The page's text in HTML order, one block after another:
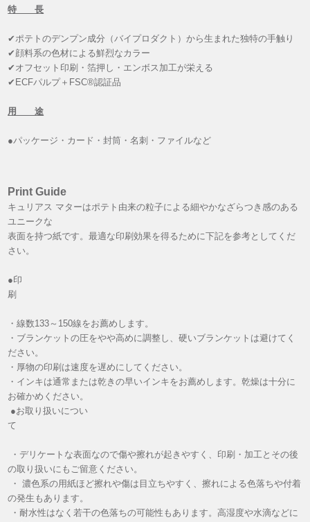
特 長
✔ポテトのデンプン成分（バイプロダクト）から生まれた独特の手触り
✔顔料系の色材による鮮烈なカラー
✔オフセット印刷・箔押し・エンボス加工が栄える
✔ECFパルプ＋FSC®認証品
用 途
●パッケージ・カード・封筒・名刺・ファイルなど
Print Guide
キュリアス マターはポテト由来の粒子による細やかなざらつき感のある
ユニークな
表面を持つ紙です。最適な印刷効果を得るために下記を参考としてくだ
さい。
●印
刷
・線数133～150線をお薦めします。
・ブランケットの圧をやや高めに調整し、硬いブランケットは避けてく
ださい。
・厚物の印刷は速度を遅めにしてください。
・インキは通常または乾きの早いインキをお薦めします。乾燥は十分に
お確かめください。
●お取り扱いについ
て
・デリケートな表面なので傷や擦れが起きやすく、印刷・加工とその後
の取り扱いにもご留意ください。
・ 濃色系の用紙ほど擦れや傷は目立ちやすく、擦れによる色落ちや付着
の発生もあります。
・耐水性はなく若干の色落ちの可能性もあります。高湿度や水滴などに